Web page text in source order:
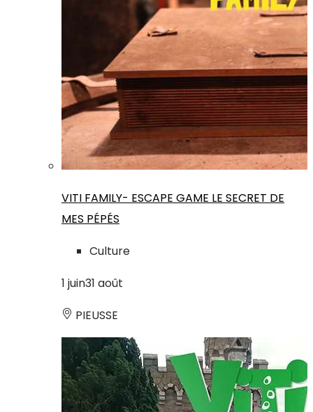
VITI FAMILY- ESCAPE GAME LE SECRET DE
MES PÉPÉS
Culture
1 juin31 août
PIEUSSE